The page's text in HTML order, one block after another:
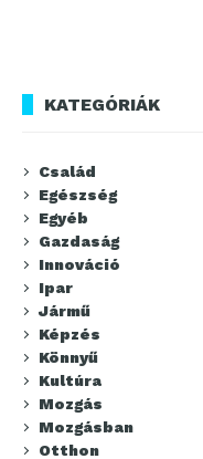
KATEGÓRIÁK
Család
Egészség
Egyéb
Gazdaság
Innováció
Ipar
Jármű
Képzés
Könnyű
Kultúra
Mozgás
Mozgásban
Otthon